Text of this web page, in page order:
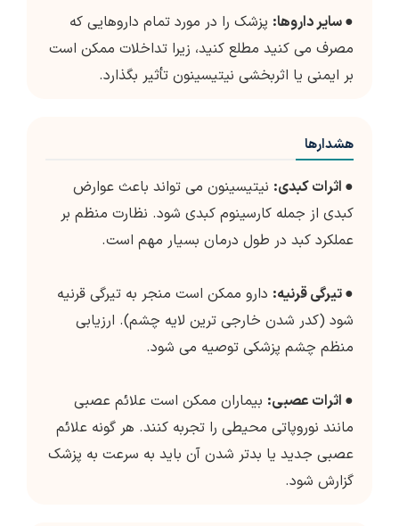
●سایر داروها: پزشک را در مورد تمام داروهایی که
مصرف می کنید مطلع کنید، زیرا تداخلات ممکن است
بر ایمنی یا اثربخشی نیتیسینون تأثیر بگذارد.
هشدارها
● اثرات کبدی: نیتیسینون می تواند باعث عوارض
کبدی از جمله کارسینوم کبدی شود. نظارت منظم بر
عملکرد کبد در طول درمان بسیار مهم است.
●تیرگی قرنیه: دارو ممکن است منجر به تیرگی قرنیه
شود (کدر شدن خارجی ترین لایه چشم). ارزیابی
منظم چشم پزشکی توصیه می شود.
● اثرات عصبی: بیماران ممکن است علائم عصبی
مانند نوروپاتی محیطی را تجربه کنند. هر گونه علائم
عصبی جدید یا بدتر شدن آن باید به سرعت به پزشک
گزارش شود.